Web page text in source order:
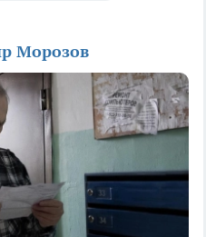
Морозов